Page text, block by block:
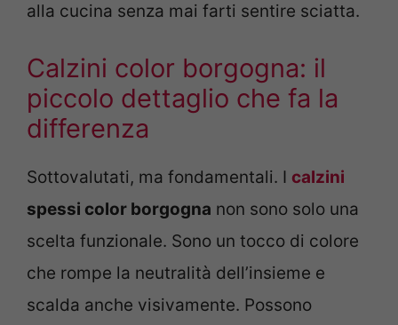
alla cucina senza mai farti sentire sciatta.
Calzini color borgogna: il
piccolo dettaglio che fa la
differenza
Sottovalutati, ma fondamentali. I calzini
spessi color borgogna non sono solo una
scelta funzionale. Sono un tocco di colore
che rompe la neutralità dell’insieme e
scalda anche visivamente. Possono